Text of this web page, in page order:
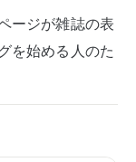
ージが雑誌の表
を始める人のた